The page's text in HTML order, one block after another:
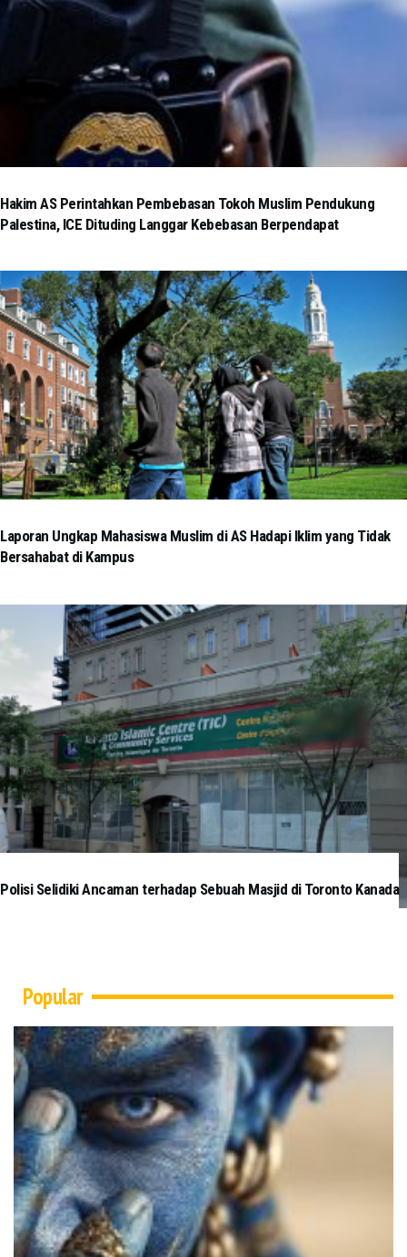
Hakim AS Perintahkan Pembebasan Tokoh Muslim Pendukung
Palestina, ICE Dituding Langgar Kebebasan Berpendapat
Laporan Ungkap Mahasiswa Muslim di AS Hadapi Iklim yang Tidak
Bersahabat di Kampus
Polisi Selidiki Ancaman terhadap Sebuah Masjid di Toronto Kanada
Popular